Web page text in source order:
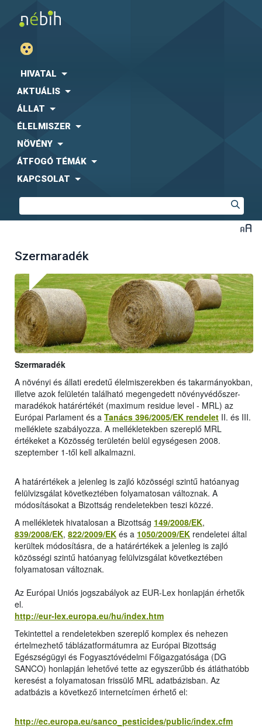
HIVATAL
AKTUÁLIS
ÁLLAT
ÉLELMISZER
NÖVÉNY
ÁTFOGÓ TÉMÁK
KAPCSOLAT
Szermaradék
Szermaradék
A növényi és állati eredetű élelmiszerekben és takarmányokban,
illetve azok felületén található megengedett növényvédőszer-
maradékok határértékét (maximum residue level - MRL) az
Európai Parlament és a Tanács 396/2005/EK rendelet II. és III.
melléklete szabályozza. A mellékletekben szereplő MRL
értékeket a Közösség területén belül egységesen 2008.
szeptember 1-től kell alkalmazni.
A határértékek a jelenleg is zajló közösségi szintű hatóanyag
felülvizsgálat következtében folyamatosan változnak. A
módosításokat a Bizottság rendeletekben teszi közzé.
A mellékletek hivatalosan a Bizottság 149/2008/EK,
839/2008/EK, 822/2009/EK és a 1050/2009/EK rendeletei által
kerültek módosításra, de a határértékek a jelenleg is zajló
közösségi szintű hatóanyag felülvizsgálat következtében
folyamatosan változnak.
Az Európai Uniós jogszabályok az EUR-Lex honlapján érhetők
el.
http://eur-lex.europa.eu/hu/index.htm
Tekintettel a rendeletekben szereplő komplex és nehezen
értelmezhető táblázatformátumra az Európai Bizottság
Egészségügyi és Fogyasztóvédelmi Főigazgatósága (DG
SANCO) honlapján lehetővé tette az egyszerűbb és átláthatóbb
keresést a folyamatosan frissülő MRL adatbázisban. Az
adatbázis a következő internetcímen érhető el:
http://ec.europa.eu/sanco_pesticides/public/index.cfm